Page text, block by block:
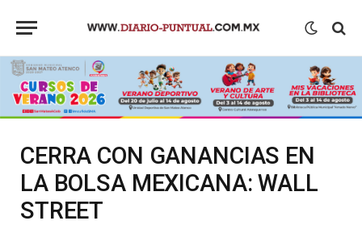
CERRA CON GANANCIAS EN
LA BOLSA MEXICANA: WALL
STREET